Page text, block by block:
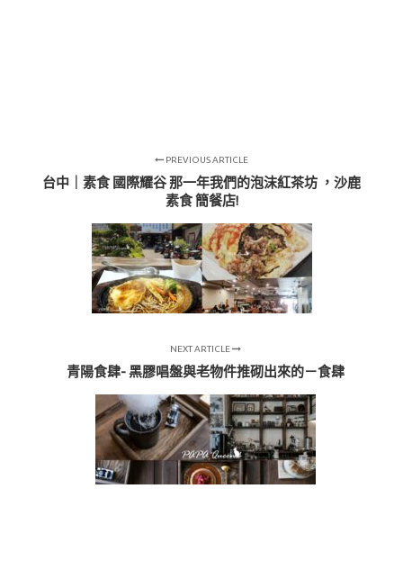
PREVIOUS ARTICLE
台中｜素食 國際耀谷 那一年我們的泡沫紅茶坊 ，沙鹿
素食 簡餐店!
NEXT ARTICLE
青陽食肆- 黑膠唱盤與老物件推砌出來的－食肆